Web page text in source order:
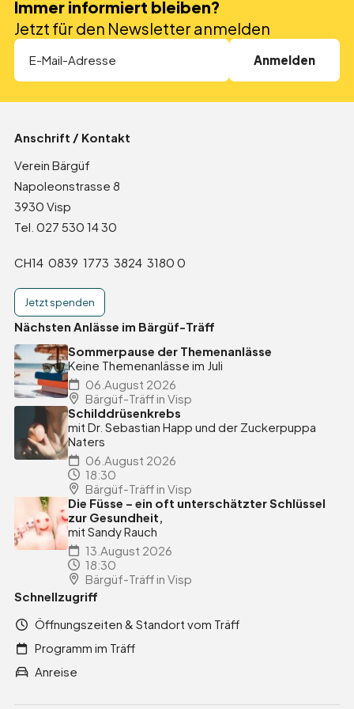
Direktspenden
Anlassspende
Erbschaften und Legate
Partner
Träff
Hilft
Immer informiert bleiben?
Jetzt für den Newsletter anmelden
Anschrift / Kontakt
Verein Bärgüf
Napoleonstrasse 8
3930 Visp
Tel. 027 530 14 30
CH14 0839 1773 3824 3180 0
Jetzt spenden
Nächsten Anlässe im Bärgüf-Träff
Sommerpause der Themenanlässe
Keine Themenanlässe im Juli
06.August 2026
Bärgüf-Träff in Visp
Schilddrüsenkrebs
mit Dr. Sebastian Happ und der Zuckerpuppa
Naters
06.August 2026
18:30
Bärgüf-Träff in Visp
Die Füsse – ein oft unterschätzter Schlüssel
zur Gesundheit,
mit Sandy Rauch
13.August 2026
18:30
Bärgüf-Träff in Visp
Schnellzugriff
Öffnungszeiten & Standort vom Träff
Programm im Träff
Anreise